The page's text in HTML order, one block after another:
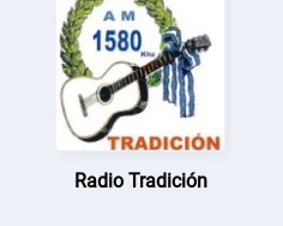
Radio Tradición